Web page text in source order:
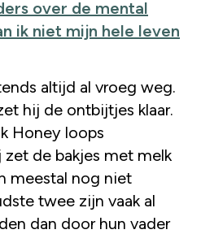
over de mental
ik niet mijn hele leven
altijd al vroeg weg.
hij de ontbijtjes klaar.
Honey loops
de bakjes met melk
meestal nog niet
twee zijn vaak al
dan door hun vader